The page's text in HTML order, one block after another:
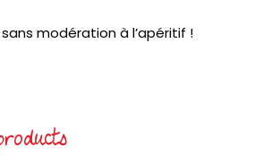
modération à l’apéritif !